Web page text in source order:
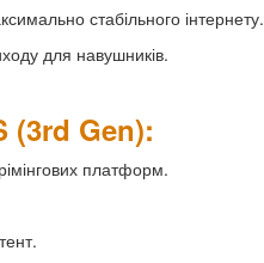
стабільного інтернету.
для навушників.
(3rd Gen):
платформ.